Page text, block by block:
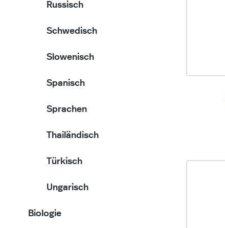
Russisch
Schwedisch
Slowenisch
Spanisch
Sprachen
Thailändisch
Türkisch
Ungarisch
Biologie